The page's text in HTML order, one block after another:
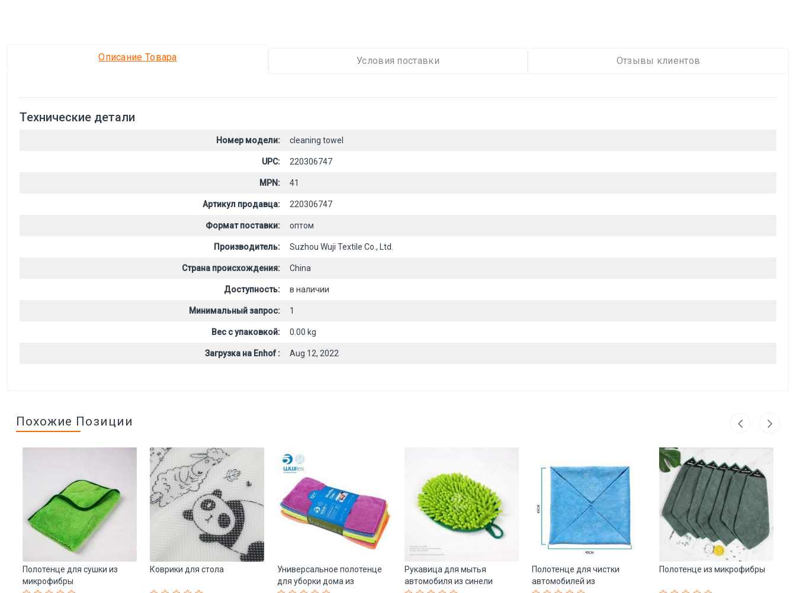
Описание Товара Условия поставки Отзывы клиентов
Технические детали
Номер модели: cleaning towel
UPC: 220306747
MPN: 41
Артикул продавца: 220306747
Формат поставки: оптом
Производитель: Suzhou Wuji Textile Co., Ltd.
Страна происхождения: China
Доступность: в наличии
Минимальный запрос: 1
Вес с упаковкой: 0.00 kg
Загрузка на Enhof : Aug 12, 2022
Похожие Позиции
Полотенце для сушки из
микрофибры
Коврики для стола
Универсальное полотенце
для уборки дома из
Рукавица для мытья
автомобиля из синели
Полотенце для чистки
автомобилей из
Полотенце из микрофибры